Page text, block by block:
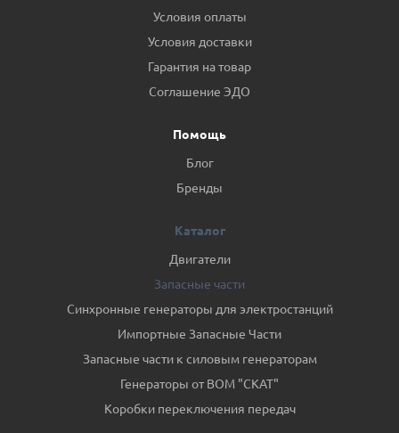
Условия оплаты
Условия доставки
Гарантия на товар
Соглашение ЭДО
Помощь
Блог
Бренды
Каталог
Двигатели
Запасные части
Синхронные генераторы для электростанций
Импортные Запасные Части
Запасные части к силовым генераторам
Генераторы от ВОМ "СКАТ"
Коробки переключения передач